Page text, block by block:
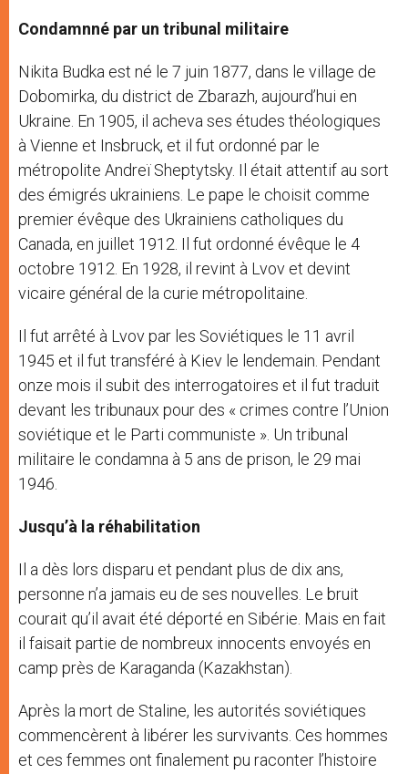
Condamnné par un tribunal militaire
Nikita Budka est né le 7 juin 1877, dans le village de
Dobomirka, du district de Zbarazh, aujourd’hui en
Ukraine. En 1905, il acheva ses études théologiques
à Vienne et Insbruck, et il fut ordonné par le
métropolite Andreï Sheptytsky. Il était attentif au sort
des émigrés ukrainiens. Le pape le choisit comme
premier évêque des Ukrainiens catholiques du
Canada, en juillet 1912. Il fut ordonné évêque le 4
octobre 1912. En 1928, il revint à Lvov et devint
vicaire général de la curie métropolitaine.
Il fut arrêté à Lvov par les Soviétiques le 11 avril
1945 et il fut transféré à Kiev le lendemain. Pendant
onze mois il subit des interrogatoires et il fut traduit
devant les tribunaux pour des « crimes contre l’Union
soviétique et le Parti communiste ». Un tribunal
militaire le condamna à 5 ans de prison, le 29 mai
1946.
Jusqu’à la réhabilitation
Il a dès lors disparu et pendant plus de dix ans,
personne n’a jamais eu de ses nouvelles. Le bruit
courait qu’il avait été déporté en Sibérie. Mais en fait
il faisait partie de nombreux innocents envoyés en
camp près de Karaganda (Kazakhstan).
Après la mort de Staline, les autorités soviétiques
commencèrent à libérer les survivants. Ces hommes
et ces femmes ont finalement pu raconter l’histoire